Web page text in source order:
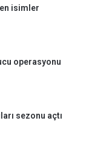
isimler
operasyonu
sezonu açtı